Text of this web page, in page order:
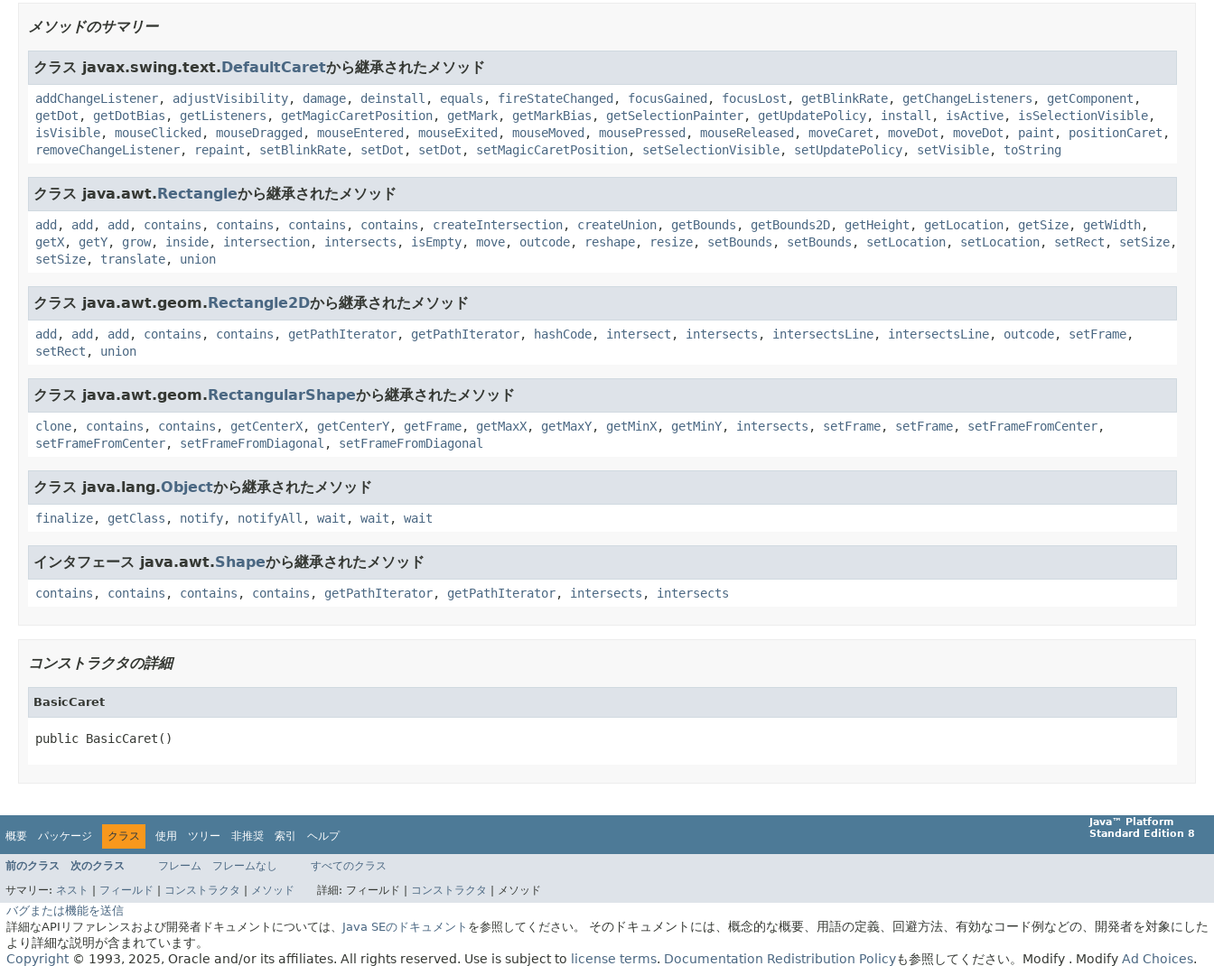
メソッドのサマリー
クラス javax.swing.text.DefaultCaretから継承されたメソッド
addChangeListener, adjustVisibility, damage, deinstall , equals , fireStateChanged , focusGained , focusLost , getBlinkRate, getChangeListeners , getComponent ,
getDot , getDotBias , getListeners , getMagicCaretPosition, getMark, getMarkBias , getSelectionPainter, getUpdatePolicy, install , isActive, isSelectionVisible,
isVisible, mouseClicked , mouseDragged , mouseEntered , mouseExited , mouseMoved , mousePressed , mouseReleased , moveCaret , moveDot , moveDot , paint , positionCaret ,
removeChangeListener, repaint , setBlinkRate, setDot , setDot , setMagicCaretPosition, setSelectionVisible, setUpdatePolicy, setVisible, toString
クラス java.awt.Rectangleから継承されたメソッド
add , add , add , contains , contains , contains , contains , createIntersection, createUnion, getBounds , getBounds2D, getHeight , getLocation, getSize, getWidth,
getX, getY, grow, inside, intersection, intersects , isEmpty, move, outcode, reshape, resize, setBounds , setBounds , setLocation, setLocation, setRect , setSize,
setSize, translate, union
クラス java.awt.geom.Rectangle2Dから継承されたメソッド
add , add , add , contains , contains , getPathIterator, getPathIterator, hashCode, intersect , intersects , intersectsLine, intersectsLine, outcode, setFrame,
setRect , union
クラス java.awt.geom.RectangularShapeから継承されたメソッド
clone, contains , contains , getCenterX, getCenterY, getFrame, getMaxX, getMaxY, getMinX, getMinY, intersects , setFrame, setFrame, setFrameFromCenter,
setFrameFromCenter, setFrameFromDiagonal , setFrameFromDiagonal
クラス java.lang.Objectから継承されたメソッド
finalize, getClass , notify, notifyAll , wait , wait , wait
インタフェース java.awt.Shapeから継承されたメソッド
contains , contains , contains , contains , getPathIterator, getPathIterator, intersects , intersects
コンストラクタの詳細
BasicCaret
public BasicCaret()
概要 パッケージ クラス 使用 ツリー 非推奨 索引 ヘルプ
Java™ Platform
Standard Edition 8
前のクラス 次のクラス フレーム フレームなし
すべてのクラス
サマリー: ネスト フィールド コンストラクタ メソッド 詳細: フィールド | コンストラクタ メソッド
バグまたは機能を送信
詳細なAPIリファレンスおよび開発者ドキュメントについては、 Java SEのドキュメント を参照してください。
そのドキュメントには、概念的な概要、用語の定義、回避方法、有効なコード例などの、開発者を対象にした
より詳細な説明が含まれています。
Copyright© 1993, 2025, Oracle and/or its affiliates. All rights reserved. Use is subject to license terms. Documentation Redistribution Policyも参照してください。 Modify . Modify Ad Choices.